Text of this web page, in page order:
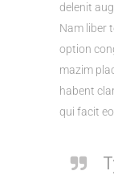
delenit
Nam liber
option
mazim
habent
qui facit